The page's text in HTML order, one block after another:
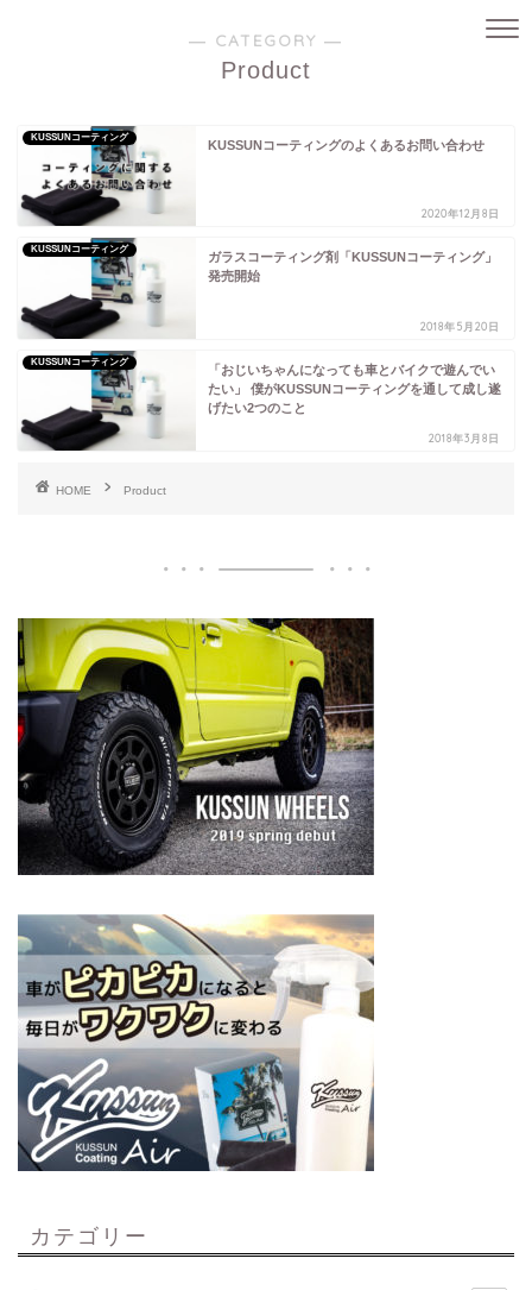
― CATEGORY ―
Product
KUSSUNコーティング
KUSSUNコーティングのよくあるお問い合わせ
2020年12月8日
KUSSUNコーティング
ガラスコーティング剤「KUSSUNコーティング」
発売開始
2018年5月20日
KUSSUNコーティング
「おじいちゃんになっても車とバイクで遊んでい
たい」 僕がKUSSUNコーティングを通して成し遂
げたい2つのこと
2018年3月8日
HOME Product
カテゴリー